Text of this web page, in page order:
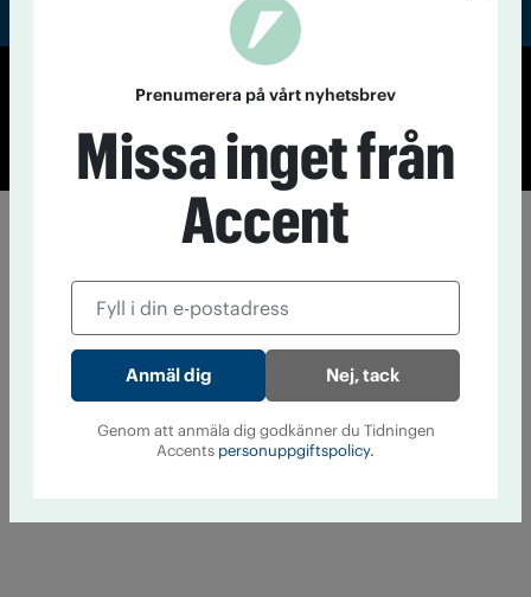
© Tidningen Accent 2026
Cookiepolicy
Personuppgiftspolicy
Prenumerera på vårt nyhetsbrev
Missa inget från
Accent
Nej, tack
Genom att anmäla dig godkänner du Tidningen
Accents personuppgiftspolicy.